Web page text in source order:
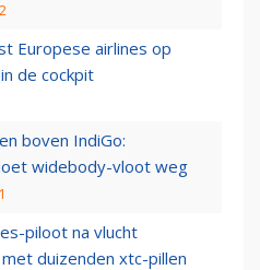
Europese airlines op
de cockpit
boven IndiGo:
widebody-vloot weg
piloot na vlucht
duizenden xtc-pillen